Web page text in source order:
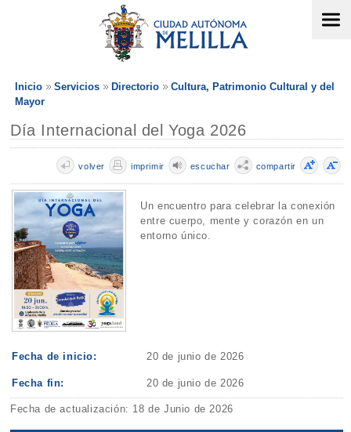
Inicio Servicios Directorio
Cultura, Patrimonio Cultural y del
Mayor
Día Internacional del Yoga 2026
compartir
escuchar
imprimir
volver
Un encuentro para celebrar la conexión
entre cuerpo, mente y corazón en un
entorno único.
Fecha de inicio: 20 de junio de 2026
Fecha fin: 20 de junio de 2026
Fecha de actualización: 18 de Junio de 2026